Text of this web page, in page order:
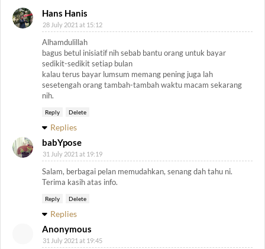
Hans Hanis
28 July 2021 at 15:12
Alhamdulillah
bagus betul inisiatif nih sebab bantu orang untuk bayar
sedikit-sedikit setiap bulan
kalau terus bayar lumsum memang pening juga lah
sesetengah orang tambah-tambah waktu macam sekarang
nih.
Reply Delete
Replies
babYpose
31 July 2021 at 19:19
Salam, berbagai pelan memudahkan, senang dah tahu ni.
Terima kasih atas info.
Reply Delete
Replies
Anonymous
31 July 2021 at 19:45